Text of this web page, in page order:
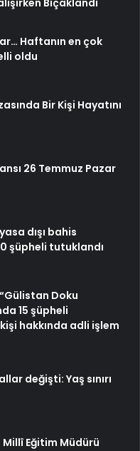
Bıçaklandı
Haftanın en çok
oldu
Bir Kişi Hayatını
26 Temmuz Pazar
dışı bahis
şüpheli tutuklandı
Doku
15 şüpheli
hakkında adli işlem
değişti: Yaş sınırı
Millî Eğitim Müdürü